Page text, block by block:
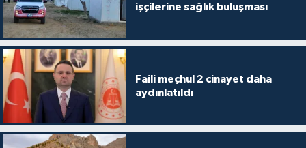
işçilerine sağlık buluşması
Faili meçhul 2 cinayet daha
aydınlatıldı